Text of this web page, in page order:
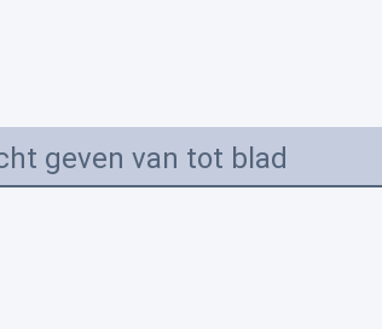
geven van tot blad